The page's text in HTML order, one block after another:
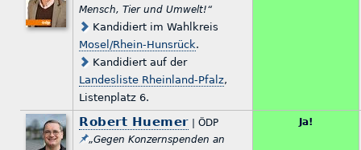
Mensch, Tier und Umwelt!“
Kandidiert im Wahlkreis
Mosel/Rhein-Hunsrück.
Kandidiert auf der
Landesliste Rheinland-Pfalz,
Listenplatz 6.
Robert Huemer| ÖDP
„Gegen Konzernspenden an
Ja!